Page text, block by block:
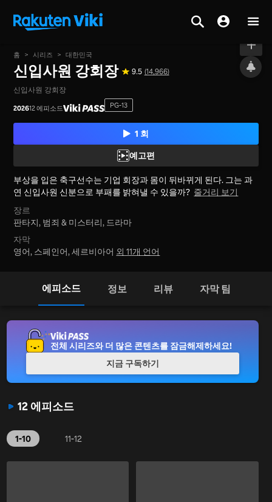
온에어
홈 > 시리즈 > 대한민국
신입사원 강회장 9.5 (14,966)
신입사원 강회장
202612 에피소드 PG-13
1 회
예고편
부상을 입은 축구선수는 기업 회장과 몸이 뒤바뀌게 된다. 그는 과
연 신입사원 신분으로 부패를 밝혀낼 수 있을까? 줄거리 보기
장르
판타지, 범죄 & 미스터리, 드라마
자막
영어, 스페인어, 세르비아어 외 11개 언어
에피소드 정보 리뷰 자막 팀
12 에피소드
1-10 11-12
전체 시리즈와 더 많은 콘텐츠를 잠금해제하세요!
지금 구독하기